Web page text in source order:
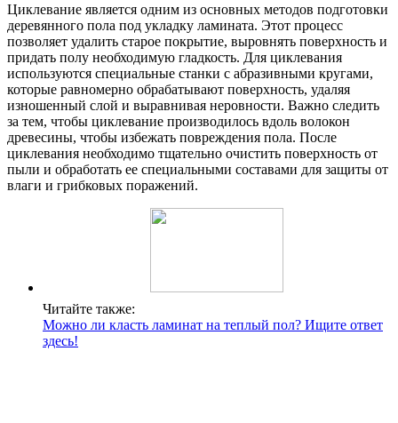
Циклевание является одним из основных методов подготовки
деревянного пола под укладку ламината. Этот процесс
позволяет удалить старое покрытие, выровнять поверхность и
придать полу необходимую гладкость. Для циклевания
используются специальные станки с абразивными кругами,
которые равномерно обрабатывают поверхность, удаляя
изношенный слой и выравнивая неровности. Важно следить
за тем, чтобы циклевание производилось вдоль волокон
древесины, чтобы избежать повреждения пола. После
циклевания необходимо тщательно очистить поверхность от
пыли и обработать ее специальными составами для защиты от
влаги и грибковых поражений.
Читайте также:
Можно ли класть ламинат на теплый пол? Ищите ответ
здесь!